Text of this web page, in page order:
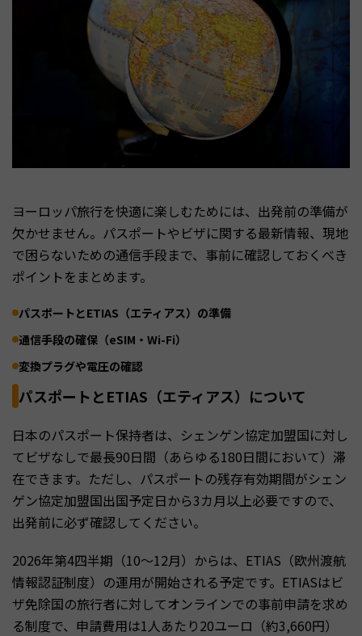
ヨーロッパ旅行を快適に楽しむためには、出発前の準備が
欠かせません。パスポートやビザに関する最新情報、現地
で困らないための通信手段まで、事前に確認しておくべき
ポイントをまとめます。
パスポートとETIAS（エティアス）の準備
通信手段の確保（eSIM・Wi-Fi）
変換プラグや電圧の確認
パスポートとETIAS（エティアス）について
日本のパスポート保持者は、シェンゲン協定加盟国に対し
てビザなしで最長90日間（あらゆる180日間において）滞
在できます。ただし、パスポートの残存有効期間がシェン
ゲン協定加盟国出国予定日から3カ月以上必要ですので、
出発前に必ず確認してください。
2026年第4四半期（10〜12月）からは、ETIAS（欧州渡航
情報認証制度）の運用が開始される予定です。ETIASはビ
ザ免除国の旅行者に対してオンラインでの事前申請を求め
る制度で、申請費用は1人あたり20ユーロ（約3,660円）